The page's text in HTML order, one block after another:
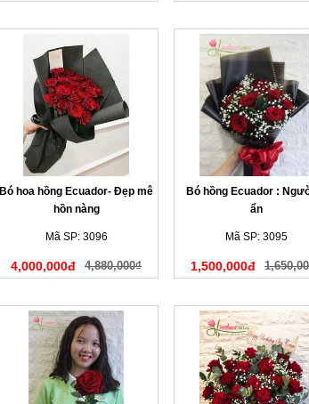
Bó hoa hồng Ecuador- Đẹp mê
hồn nàng
Mã SP: 3096
4,000,000đ 4,880,000₫
Bó hồng Ecuador :
ẩn
Mã SP: 3095
1,500,000đ